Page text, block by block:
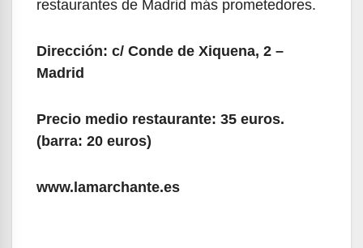
restaurantes de Madrid más prometedores.
Dirección: c/ Conde de Xiquena, 2 –
Madrid
Precio medio restaurante: 35 euros.
(barra: 20 euros)
www.lamarchante.es